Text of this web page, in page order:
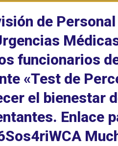
de
funcionarios
«Test de
el bienestar
Enlace